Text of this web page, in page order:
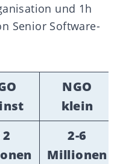
und 1h
Senior Software-
NGO
klein
2
2-6
Millionen